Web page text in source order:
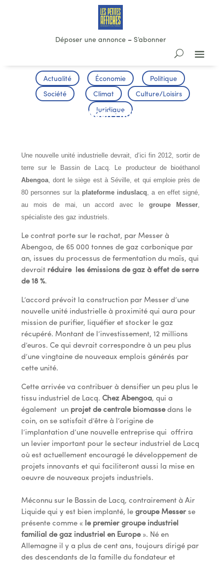
Déposer une annonce– S’abonner
Actualité Économie Politique
Société Climat Culture/Loisirs
Juridique
LE CO2 D’ABENGOA : NOUVEAUX
Une nouvelle unité industrielle devrait, d’ici fin 2012, sortir de
terre sur le Bassin de Lacq. Le producteur de bioéthanol
Abengoa, dont le siège est à Séville, et qui emploie près de
80 personnes sur la plateforme induslacq , a en effet signé,
au mois de mai, un accord avec legroupe Messer
spécialiste des gaz industriels.
Le contrat porte sur le rachat, par Messer à
Abengoa, de 65 000 tonnes de gaz carbonique par
an, issues du processus de fermentation du maïs, qui
devrait réduire les émissions de gaz à effet de serre
de 18 %.
L’accord prévoit la construction par Messer d’une
nouvelle unité industrielle à proximité qui aura pour
mission de purifier, liquéfier et stocker le gaz
récupéré. Montant de l’investissement, 12 millions
d’euros. Ce qui devrait correspondre à un peu plus
d’une vingtaine de nouveaux emplois générés par
cette unité.
Cette arrivée va contribuer à densifier un peu plus le
tissu industriel de Lacq. Chez Abengoa, qui a
également un projet de centrale biomassedans le
coin, on se satisfait d’être à l’origine de
l’implantation d’une nouvelle entreprise qui offrira
un levier important pour le secteur industriel de Lacq
où est actuellement encouragé le développement de
projets innovants et qui faciliteront aussi la mise en
oeuvre de nouveaux projets industriels.
Méconnu sur le Bassin de Lacq, contrairement à Air
Liquide qui y est bien implanté, le groupe Messerse
présente comme «le premier groupe industriel
familial de gaz industriel en Europe». Né en
Allemagne il y a plus de cent ans, toujours dirigé par
des descendants de la famille du fondateur et